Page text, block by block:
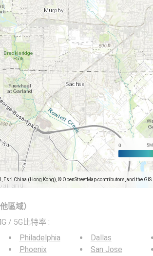
Esri China (Hong Kong), © OpenStreetMap contributors, and the
區域）
/ 5G比特率 :
Philadelphia
Phoenix
Dallas
San Jose